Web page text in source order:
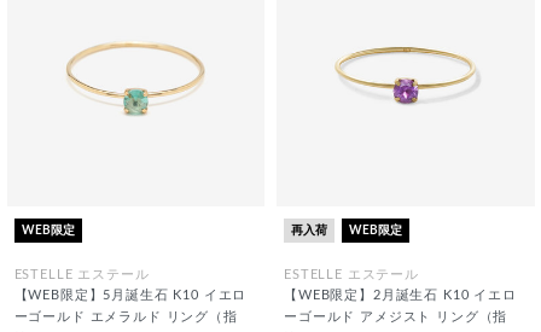
WEB限定
ESTELLE エステール
【WEB限定】5月誕生石 K10 イエロ
ーゴールド エメラルド リング（指
再入荷 WEB限定
ESTELLE エステール
【WEB限定】2月誕生石 K10 イエロ
ーゴールド アメジスト リング（指